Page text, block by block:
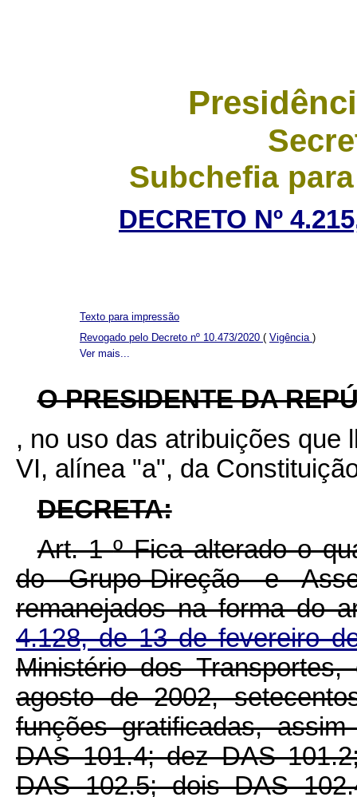
Subchefia
DECRETO Nº
Ver mais...
Texto para impressão
Revogado pelo Decreto nº 10.473/2020 ( Vigência )
O PRESIDENTE DA
, no uso das atribuições que
VI, alínea "a", da
DECRETA:
Art. 1ºFica alterado o
do Grupo-Direção e
remanejados na forma do
4.128, de 13 de fevereiro
Ministério dos
agosto de 2002,
funções gratificadas,
DAS 101.4; dez DAS
DAS 102.5; dois DAS